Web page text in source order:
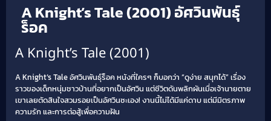
A Knight’s Tale (2001) อัศวินพันธุ์
ร็อค
A Knight’s Tale (2001)
A Knight’s Tale อัศวินพันธุ์ร็อค หนังที่ใครๆ ก็บอกว่า “ดูง่าย สนุกได้” เรื่อง
ราวของเด็กหนุ่มชาวบ้านที่อยากเป็นอัศวิน แต่ชีวิตดันพลิกผันเมื่อเจ้านายตาย
เขาเลยตัดสินใจสวมรอยเป็นอัศวินซะเอง! งานนี้ไม่ได้มีแค่ดาบ แต่มีมิตรภาพ
ความรัก และการต่อสู้เพื่อความฝัน